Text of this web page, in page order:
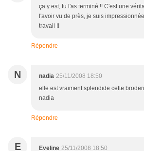
ça y est, tu l'as terminé !! C'est une
l'avoir vu de près, je suis
travail !!
Répondre
N nadia 25/11/2008 18:50
elle est vraiment splendide cette
nadia
Répondre
E Eveline 25/11/2008 18:50